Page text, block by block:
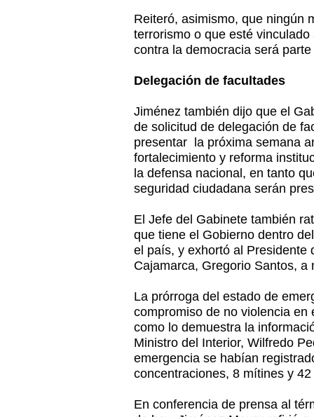
Reiteró, asimismo, que ningún
terrorismo o que esté
contra la democracia será
Delegación de facultades
Jiménez también dijo que el
de solicitud de delegación de
presentar la próxima semana
fortalecimiento y reforma
la defensa nacional, en tanto
seguridad ciudadana serán
El Jefe del Gabinete también
que tiene el Gobierno dentro
el país, y exhortó al Presidente
Cajamarca, Gregorio Santos, a
La prórroga del estado de
compromiso de no violencia
como lo demuestra la
Ministro del Interior, Wilfredo
emergencia se habían
concentraciones, 8 mítines y
En conferencia de prensa al